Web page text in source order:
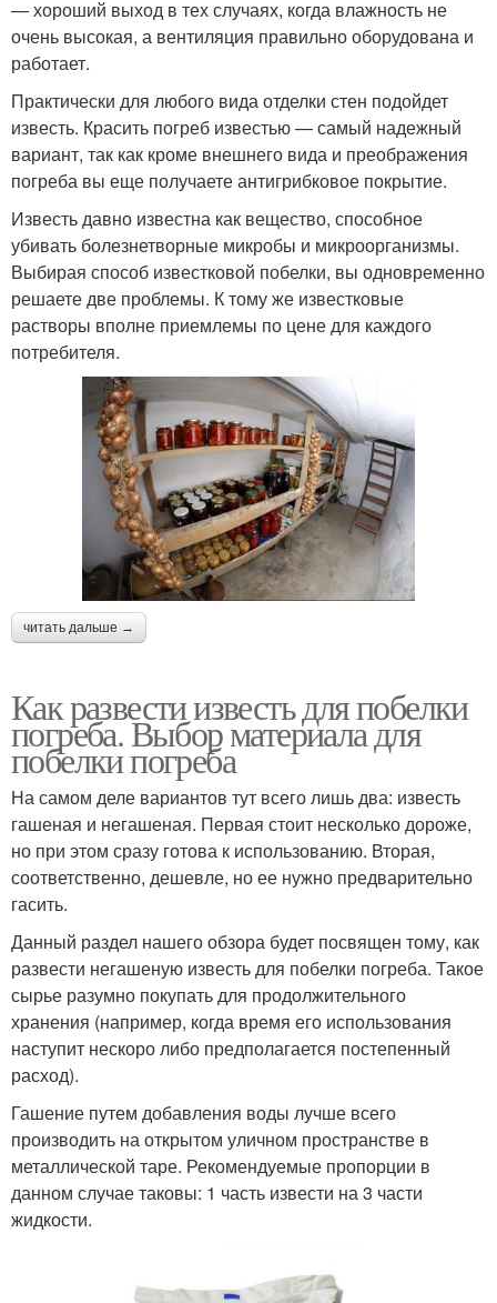
— хороший выход в тех случаях, когда влажность не
очень высокая, а вентиляция правильно оборудована и
работает.
Практически для любого вида отделки стен подойдет
известь. Красить погреб известью — самый надежный
вариант, так как кроме внешнего вида и преображения
погреба вы еще получаете антигрибковое покрытие.
Известь давно известна как вещество, способное
убивать болезнетворные микробы и микроорганизмы.
Выбирая способ известковой побелки, вы одновременно
решаете две проблемы. К тому же известковые
растворы вполне приемлемы по цене для каждого
потребителя.
читать дальше →
Как развести известь для побелки
погреба. Выбор материала для
побелки погреба
На самом деле вариантов тут всего лишь два: известь
гашеная и негашеная. Первая стоит несколько дороже,
но при этом сразу готова к использованию. Вторая,
соответственно, дешевле, но ее нужно предварительно
гасить.
Данный раздел нашего обзора будет посвящен тому, как
развести негашеную известь для побелки погреба. Такое
сырье разумно покупать для продолжительного
хранения (например, когда время его использования
наступит нескоро либо предполагается постепенный
расход).
Гашение путем добавления воды лучше всего
производить на открытом уличном пространстве в
металлической таре. Рекомендуемые пропорции в
данном случае таковы: 1 часть извести на 3 части
жидкости.